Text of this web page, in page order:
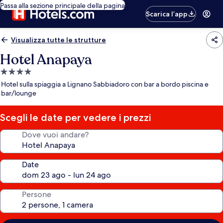
Passa alla sezione principale della pagina
Scarica l’app
Visualizza tutte le strutture
Hotel Anapaya
Struttura
a
4.0
stelle
Hotel sulla spiaggia a Lignano Sabbiadoro con bar a bordo piscina e
bar/lounge
Scegli le date per vedere i prezzi
Dove vuoi andare?
Date
Persone